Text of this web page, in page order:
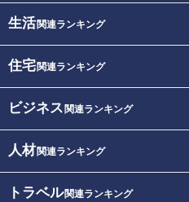
生活関連ランキング
住宅関連ランキング
ビジネス 関連ランキング
人材関連ランキング
トラベル関連ランキング